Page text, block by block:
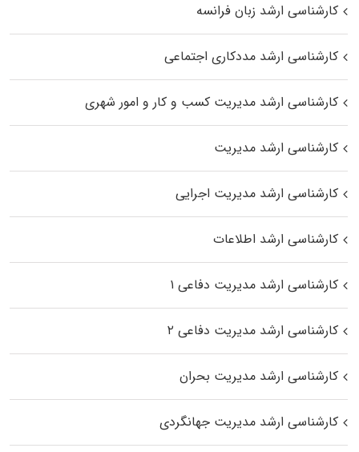
کارشناسی ارشد زبان فرانسه
کارشناسی ارشد مددکاری اجتماعی
کارشناسی ارشد مدیریت کسب و کار و امور شهری
کارشناسی ارشد مدیریت
کارشناسی ارشد مدیریت اجرایی
کارشناسی ارشد اطلاعات
کارشناسی ارشد مدیریت دفاعی ۱
کارشناسی ارشد مدیریت دفاعی ۲
کارشناسی ارشد مدیریت بحران
کارشناسی ارشد مدیریت جهانگردی